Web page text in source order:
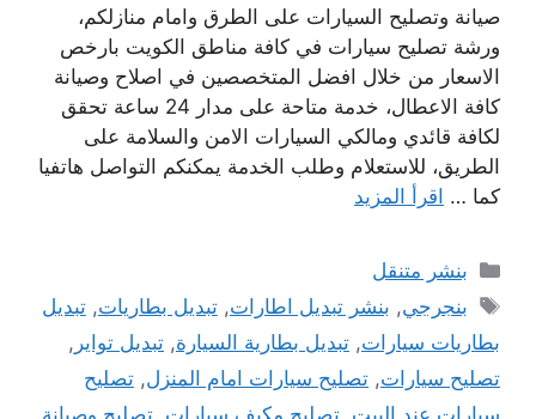
صيانة وتصليح السيارات على الطرق وامام منازلكم،
ورشة تصليح سيارات في كافة مناطق الكويت بارخص
الاسعار من خلال افضل المتخصصين في اصلاح وصيانة
كافة الاعطال، خدمة متاحة على مدار 24 ساعة تحقق
لكافة قائدي ومالكي السيارات الامن والسلامة على
الطريق، للاستعلام وطلب الخدمة يمكنكم التواصل هاتفيا
كما … اقرأ المزيد
التصنيفات
بنشر متنقل
الوسوم
بنجرجي, بنشر تبديل اطارات,تبديل بطاريات,تبديل
بطاريات سيارات, تبديل بطارية السيارة, تبديل تواير ,
تصليح سيارات, تصليح سيارات امام المنزل, تصليح
سيارات عند البيت, تصليح مكيف سيارات, تصليح وصيانة